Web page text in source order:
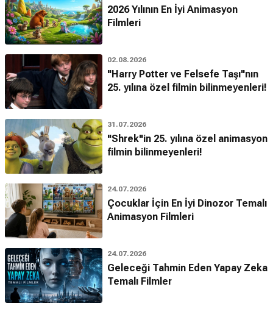
2026 Yılının En İyi Animasyon
Filmleri
02.08.2026
"Harry Potter ve Felsefe Taşı"nın
25. yılına özel filmin bilinmeyenleri!
31.07.2026
"Shrek"in 25. yılına özel animasyon
filmin bilinmeyenleri!
24.07.2026
Çocuklar İçin En İyi Dinozor Temalı
Animasyon Filmleri
24.07.2026
Geleceği Tahmin Eden Yapay Zeka
Temalı Filmler